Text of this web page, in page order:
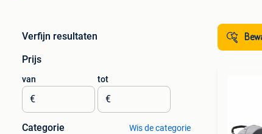
Verfijn resultaten
Prijs
van
€
tot
€
Categorie Wis de categorie